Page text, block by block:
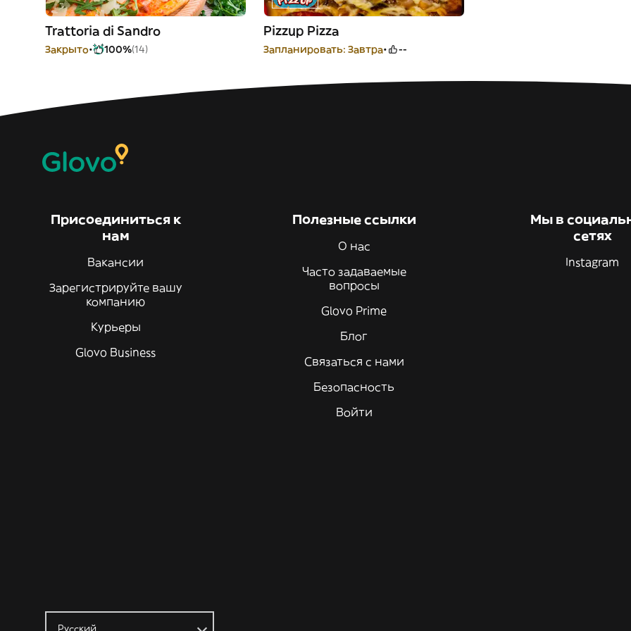
Trattoria di Sandro
Закрыто 100%(14)
Pizzup Pizza
Запланировать: Завтра --
Присоединиться к
нам
Вакансии
Зарегистрируйте вашу
компанию
Курьеры
Glovo Business
Полезные ссылки
О нас
Часто задаваемые
вопросы
Glovo Prime
Блог
Связаться с нами
Безопасность
Войти
Мы в
сетях
Instagram